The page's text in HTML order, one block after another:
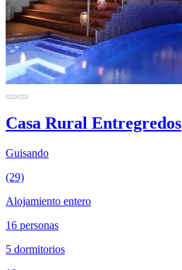
Casa Rural Entregredos
Guisando
(29)
Alojamiento entero
16 personas
5 dormitorios